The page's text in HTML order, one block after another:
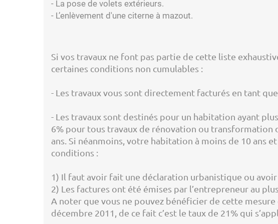
- La pose de volets extérieurs.
- L’enlèvement d'une citerne à mazout.
Si vos travaux ne font pas partie de cette liste
certaines conditions non cumulables :
- Les travaux vous sont directement facturés en tant
- Les travaux sont destinés pour un habitation ayant
6% pour tous travaux de rénovation ou transformation
ans. Si néanmoins, votre habitation à moins de 10 ans
conditions :
1) Il faut avoir fait une déclaration urbanistique ou
2) Les factures ont été émises par l’entrepreneur au
A noter que vous ne pouvez bénéficier de cette
décembre 2011, de ce fait c’est le taux de 21% qui